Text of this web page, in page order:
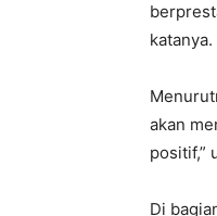
katanya.
akan
positif,”
Di